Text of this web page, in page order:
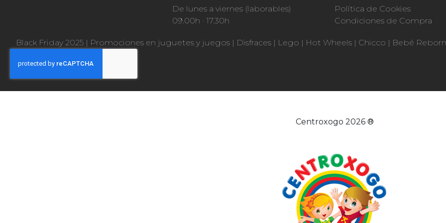
De lunes a viernes (laborables)
09.00h · 17.30h
Política de Cookies
Condiciones de Compra
Black Friday 2025 | Promociones en juguetes y juegos | Disfraces | Lego | Hot Wheels | Chicco | Bebé Reborn
Centroxogo 2026 ®